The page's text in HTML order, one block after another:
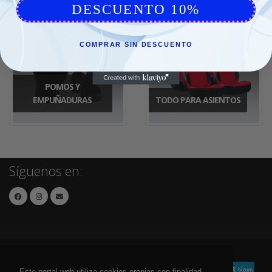
POMOS Y
EMPUÑADURAS
TODO PARA ASIENTOS
Síguenos en:
DESCUENTO 10%
COMPRAR SIN DESCUENTO